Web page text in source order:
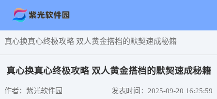
真心换真心终极攻略 双人黄金搭档的默契速成秘籍
真心换真心终极攻略 双人黄金搭档的默契速成秘籍
作者：紫光软件园 发表时间：2025-09-20 16:25:59